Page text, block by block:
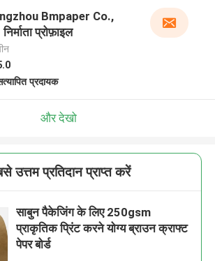
Bmpaper Co.,
प्रोफ़ाइल
प्रदायक
और देखो
उत्तम प्रतिदान प्राप्त करें
साबुन पैकेजिंग के लिए 250gsm
प्राकृतिक प्रिंट करने योग्य ब्राउन क्राफ्ट
पेपर बोर्ड